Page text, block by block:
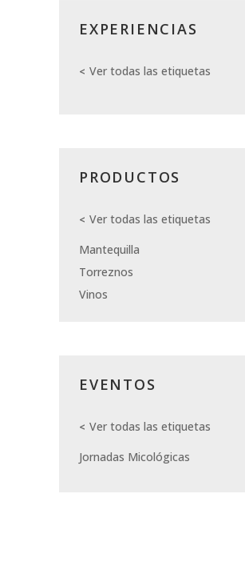
EXPERIENCIAS
Ver todas las etiquetas
PRODUCTOS
Ver todas las etiquetas
Mantequilla
Torreznos
Vinos
EVENTOS
Ver todas las etiquetas
Jornadas Micológicas